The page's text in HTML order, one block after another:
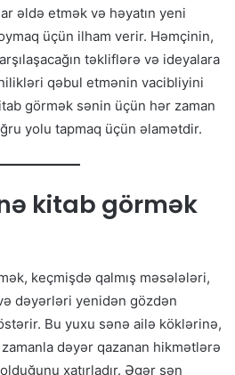
əldə etmək və həyatın yeni
üçün ilham verir. Həmçinin,
təkliflərə və ideyalara
qəbul etmənin vacibliyini
görmək sənin üçün hər zaman
yolu tapmaq üçün əlamətdir.
kitab görmək
keçmişdə qalmış məsələləri,
dəyərləri yenidən gözdən
Bu yuxu sənə ailə köklərinə,
dəyər qazanan hikmətlərə
xatırladır. Əgər sən